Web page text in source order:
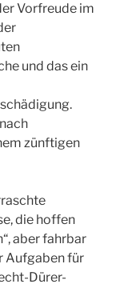
Vorfreude im
und das ein
zünftigen
die hoffen
aber fahrbar
Aufgaben für
Dürer-